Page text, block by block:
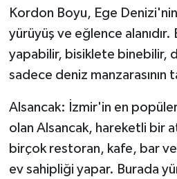
Kordon Boyu, Ege Denizi'nin
yürüyüş ve eğlence alanıdır.
yapabilir, bisiklete binebilir,
sadece deniz manzarasının
Alsancak: İzmir'in en
olan Alsancak, hareketli bir
birçok restoran, kafe, bar
ev sahipliği yapar. Burada